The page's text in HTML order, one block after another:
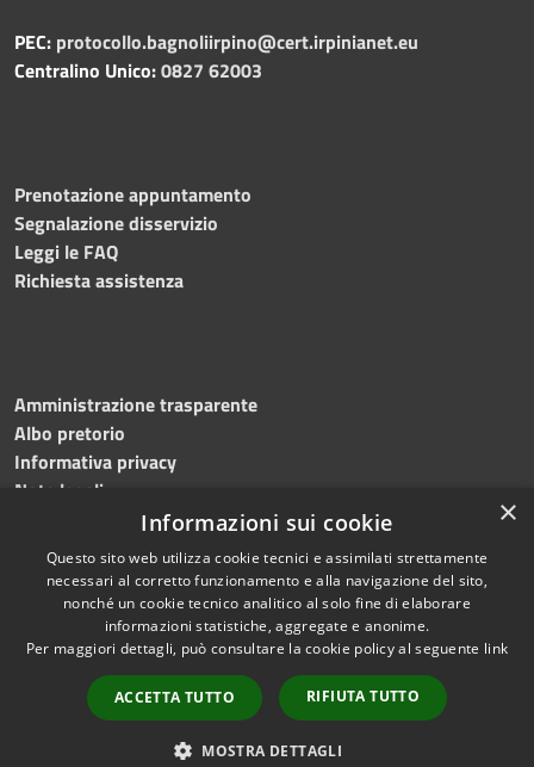
PEC: protocollo.bagnoliirpino@cert.irpinianet.eu
Centralino Unico:0827 62003
Prenotazione appuntamento
Segnalazione disservizio
Leggi le FAQ
Richiesta assistenza
Amministrazione trasparente
Albo pretorio
Informativa privacy
Note legali
Dichiarazione di accessibilità
Accessibilità
Copyright © 2026 • Comune di
Bagnoli Irpino • Powered by
Municipium•
Accesso
redazione
×
Informazioni sui cookie
Questo sito web utilizza cookie tecnici e assimilati strettamente
necessari al corretto funzionamento e alla navigazione del sito,
nonché un cookie tecnico analitico al solo fine di elaborare
informazioni statistiche, aggregate e anonime.
Per maggiori dettagli, può consultare la cookie policy al seguente link
ACCETTA TUTTO RIFIUTA TUTTO
MOSTRA DETTAGLI